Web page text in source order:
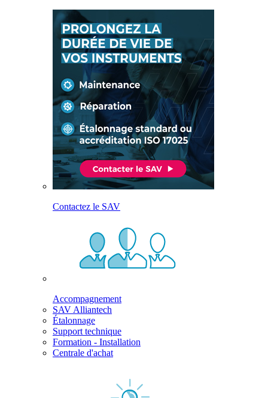
Contactez le SAV
Accompagnement
SAV Alliantech
Étalonnage
Support technique
Formation - Installation
Centrale d'achat